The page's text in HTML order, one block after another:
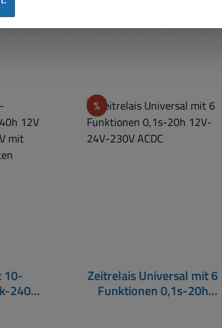
10-
240h
%Rabatt
Zeitrelais Universal mit 6
Funktionen 0,1s-20h